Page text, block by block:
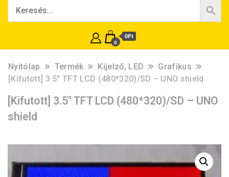
0
0Ft
Nyitólap Termék Kijelző, LED
Grafikus
[Kifutott] 3.5″ TFT LCD (480*320)/SD – UNO shield
[Kifutott] 3.5″ TFT LCD (480*320)/SD – UNO
shield